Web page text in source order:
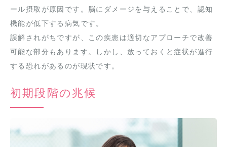
ール摂取が原因です。脳にダメージを与えることで、認知
機能が低下する病気です。
誤解されがちですが、この疾患は適切なアプローチで改善
可能な部分もあります。しかし、放っておくと症状が進行
する恐れがあるのが現状です。
初期段階の兆候